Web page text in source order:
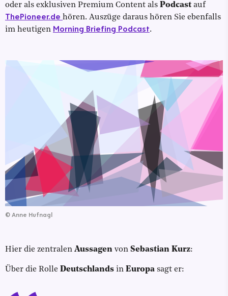
oder als exklusiven Premium Content als Podcast auf
ThePioneer.de hören. Auszüge daraus hören Sie ebenfalls
im heutigen Morning Briefing Podcast.
© Anne Hufnagl
Hier die zentralen Aussagen von Sebastian Kurz:
Über die Rolle Deutschlands in Europa sagt er: